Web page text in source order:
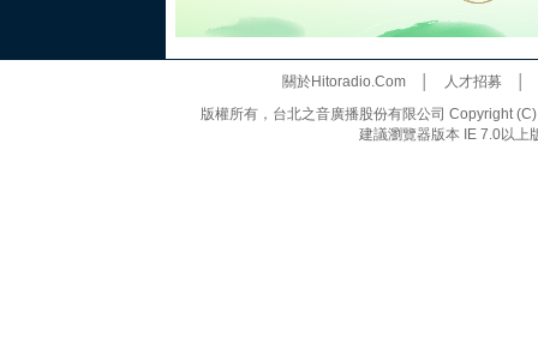
關於Hitoradio.Com│ 人才招募
版權所有，台北之音廣播股份有限公司 Copyright
建議瀏覽器版本 IE 7.0以上